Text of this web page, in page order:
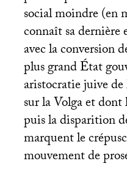
social moindre (en
connaît sa dernière
avec la conversion
plus grand État
aristocratie juive
sur la Volga et
puis la disparition
marquent le
mouvement de